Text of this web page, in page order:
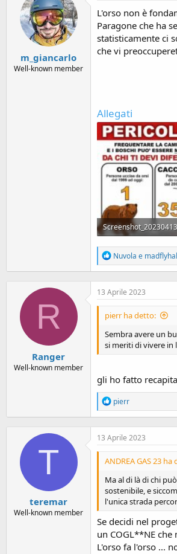
o
n
s
:
m_giancarlo
Well-known member
L'orso non è
Paragone che ha
statisticamente ci
che vi
Allegati
66.7 KB ·
R
e
a
c
t
o
s
:
Nuvola e
R
Ranger
Well-known member
13 Aprile 2023
pierr ha detto:
Sembra avere un
si meriti di vivere in
gli ho fatto
R
e
a
c
t
o
s
:
pierr
T
teremar
Well-known member
13 Aprile 2023
ANDREA GAS 23 ha
Ma al di là di chi
sostenibile, e
l'unica strada
Se decidi nel
un COGL**NE
L'orso fa l'orso ...